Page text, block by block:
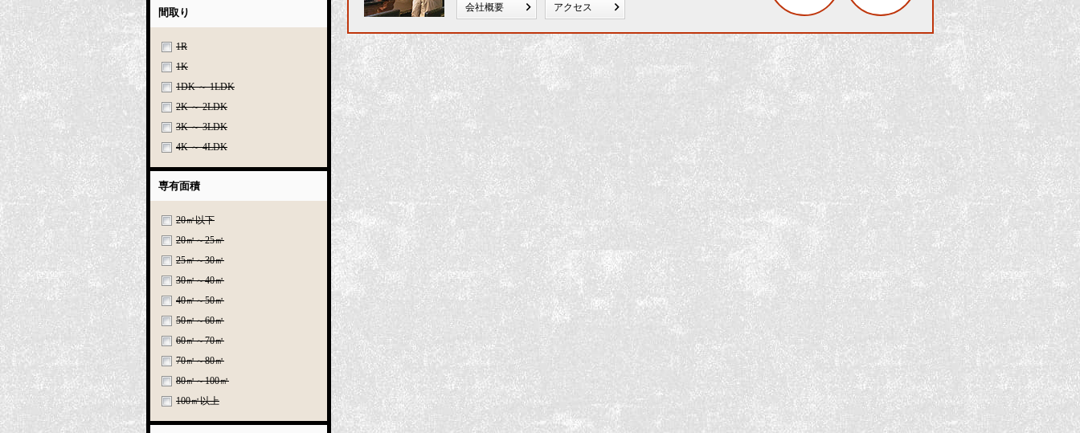
間取り
1R
1K
1DK ～ 1LDK
2K ～ 2LDK
3K ～ 3LDK
4K ～ 4LDK
専有面積
20㎡以下
20㎡～25㎡
25㎡～30㎡
30㎡～40㎡
40㎡～50㎡
50㎡～60㎡
60㎡～70㎡
70㎡～80㎡
80㎡～100㎡
100㎡以上
会社概要 アクセス